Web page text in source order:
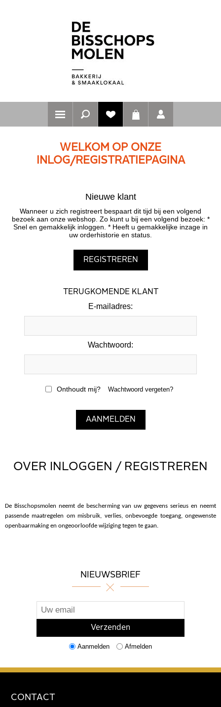
WELKOM OP ONZE
INLOG/REGISTRATIEPAGINA
Nieuwe klant
Wanneer u zich registreert bespaart dit tijd bij een volgend
bezoek aan onze webshop. Zo kunt u bij een volgend bezoek: *
Snel en gemakkelijk inloggen. * Heeft u gemakkelijke inzage in
uw orderhistorie en status.
TERUGKOMENDE KLANT
E-mailadres:
Wachtwoord:
Onthoudt mij? Wachtwoord vergeten?
OVER INLOGGEN / REGISTREREN
De Bisschopsmolen neemt de bescherming van uw gegevens serieus en neemt
passende maatregelen om misbruik, verlies, onbevoegde toegang, ongewenste
openbaarmaking en ongeoorloofde wijziging tegen te gaan.
NIEUWSBRIEF
Aanmelden Afmelden
CONTACT